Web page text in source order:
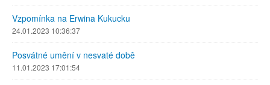
Vzpomínka na Erwina Kukucku
24.01.2023 10:36:37
Posvátné umění v nesvaté době
11.01.2023 17:01:54